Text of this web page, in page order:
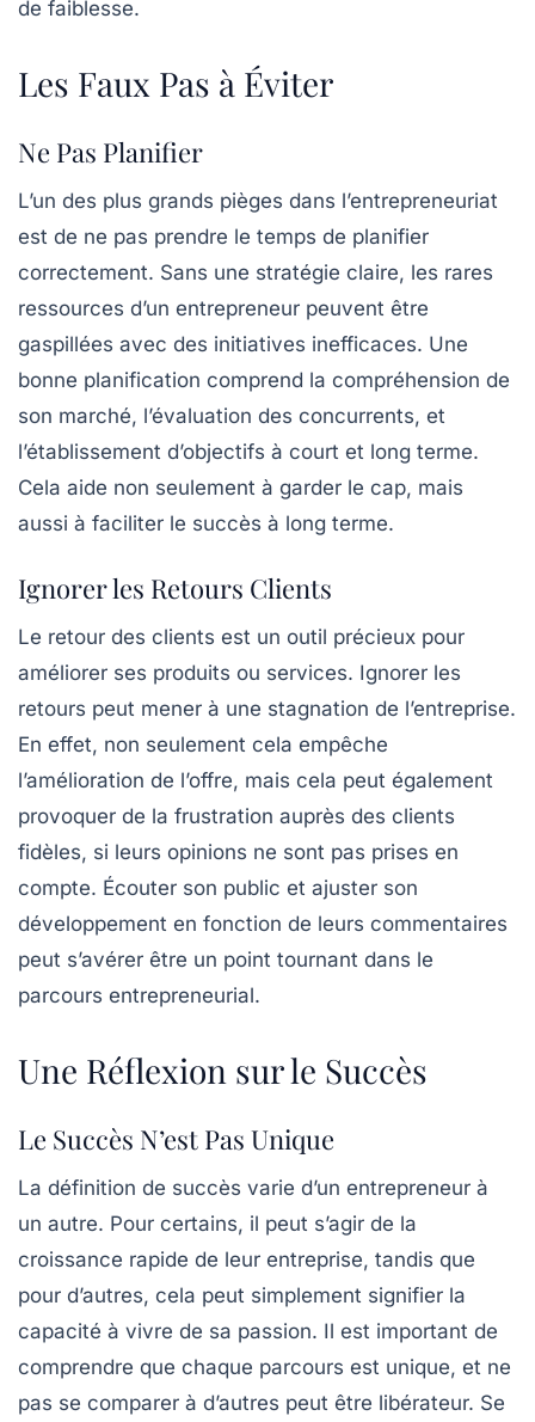
de faiblesse.
Les Faux Pas à Éviter
Ne Pas Planifier
L’un des plus grands pièges dans l’entrepreneuriat
est de ne pas prendre le temps de planifier
correctement. Sans une stratégie claire, les rares
ressources d’un entrepreneur peuvent être
gaspillées avec des initiatives inefficaces. Une
bonne planification comprend la compréhension de
son marché, l’évaluation des concurrents, et
l’établissement d’objectifs à court et long terme.
Cela aide non seulement à garder le cap, mais
aussi à faciliter le succès à long terme.
Ignorer les Retours Clients
Le retour des clients est un outil précieux pour
améliorer ses produits ou services. Ignorer les
retours peut mener à une stagnation de l’entreprise.
En effet, non seulement cela empêche
l’amélioration de l’offre, mais cela peut également
provoquer de la frustration auprès des clients
fidèles, si leurs opinions ne sont pas prises en
compte. Écouter son public et ajuster son
développement en fonction de leurs commentaires
peut s’avérer être un point tournant dans le
parcours entrepreneurial.
Une Réflexion sur le Succès
Le Succès N’est Pas Unique
La définition de succès varie d’un entrepreneur à
un autre. Pour certains, il peut s’agir de la
croissance rapide de leur entreprise, tandis que
pour d’autres, cela peut simplement signifier la
capacité à vivre de sa passion. Il est important de
comprendre que chaque parcours est unique, et ne
pas se comparer à d’autres peut être libérateur. Se